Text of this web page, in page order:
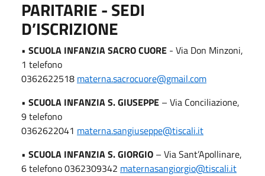
PARITARIE - SEDI
D’ISCRIZIONE
• SCUOLA INFANZIA SACRO CUORE - Via Don Minzoni,
1 telefono
0362622518 materna.sacrocuore@gmail.com
• SCUOLA INFANZIA S. GIUSEPPE – Via Conciliazione,
9 telefono
0362622041 materna.sangiuseppe@tiscali.it
• SCUOLA INFANZIA S. GIORGIO – Via Sant’Apollinare,
6 telefono 0362309342 maternasangiorgio@tiscali.it